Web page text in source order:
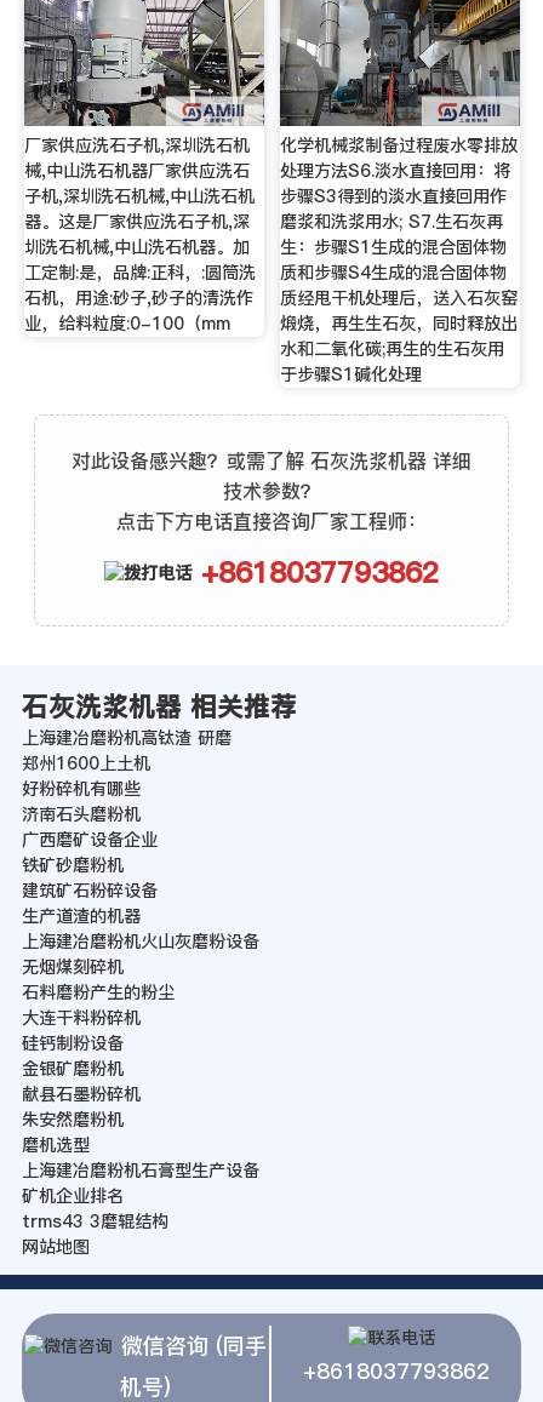
厂家供应洗石子机,深圳洗石机
械,中山洗石机器厂家供应洗石
子机,深圳洗石机械,中山洗石机
器。这是厂家供应洗石子机,深
圳洗石机械,中山洗石机器。加
工定制:是，品牌:正科，:圆筒洗
石机，用途:砂子,砂子的清洗作
业，给料粒度:0-100（mm
化学机械浆制备过程废水零排放
处理方法S6.淡水直接回用：将
步骤S3得到的淡水直接回用作
磨浆和洗浆用水; S7.生石灰再
生：步骤S1生成的混合固体物
质和步骤S4生成的混合固体物
质经甩干机处理后，送入石灰窑
煅烧，再生生石灰，同时释放出
水和二氧化碳;再生的生石灰用
于步骤S1碱化处理
对此设备感兴趣？或需了解 石灰洗浆机器 详细
技术参数？
点击下方电话直接咨询厂家工程师：
+8618037793862
石灰洗浆机器 相关推荐
上海建冶磨粉机高钛渣 研磨
郑州1600上土机
好粉碎机有哪些
济南石头磨粉机
广西磨矿设备企业
铁矿砂磨粉机
建筑矿石粉碎设备
生产道渣的机器
上海建冶磨粉机火山灰磨粉设备
无烟煤刻碎机
石料磨粉产生的粉尘
大连干料粉碎机
硅钙制粉设备
金银矿磨粉机
献县石墨粉碎机
朱安然磨粉机
磨机选型
上海建冶磨粉机石膏型生产设备
矿机企业排名
trms43 3磨辊结构
网站地图
微信咨询 (同手
机号)
+8618037793862